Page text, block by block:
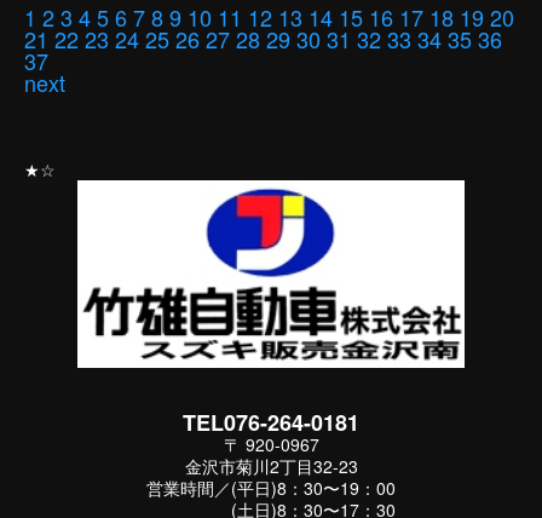
1 23 456789 10 11 12 13 14 15 16 17 18 1920
21 2223 24252627282930 31 3233 343536
37
next
★☆
TEL076-264-0181
〒 920-0967
金沢市菊川2丁目32-23
営業時間／(平日)8：30〜19：00
(土日)8：30〜17：30